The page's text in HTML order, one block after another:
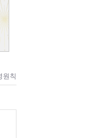
원칙